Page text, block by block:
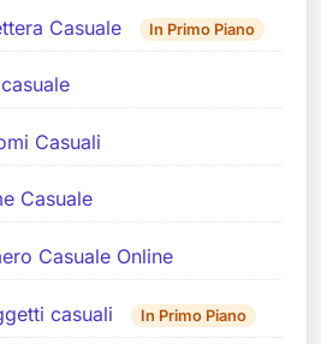
Casuale In Primo Piano
Casuali
Casuale
Casuale Online
casuali In Primo Piano